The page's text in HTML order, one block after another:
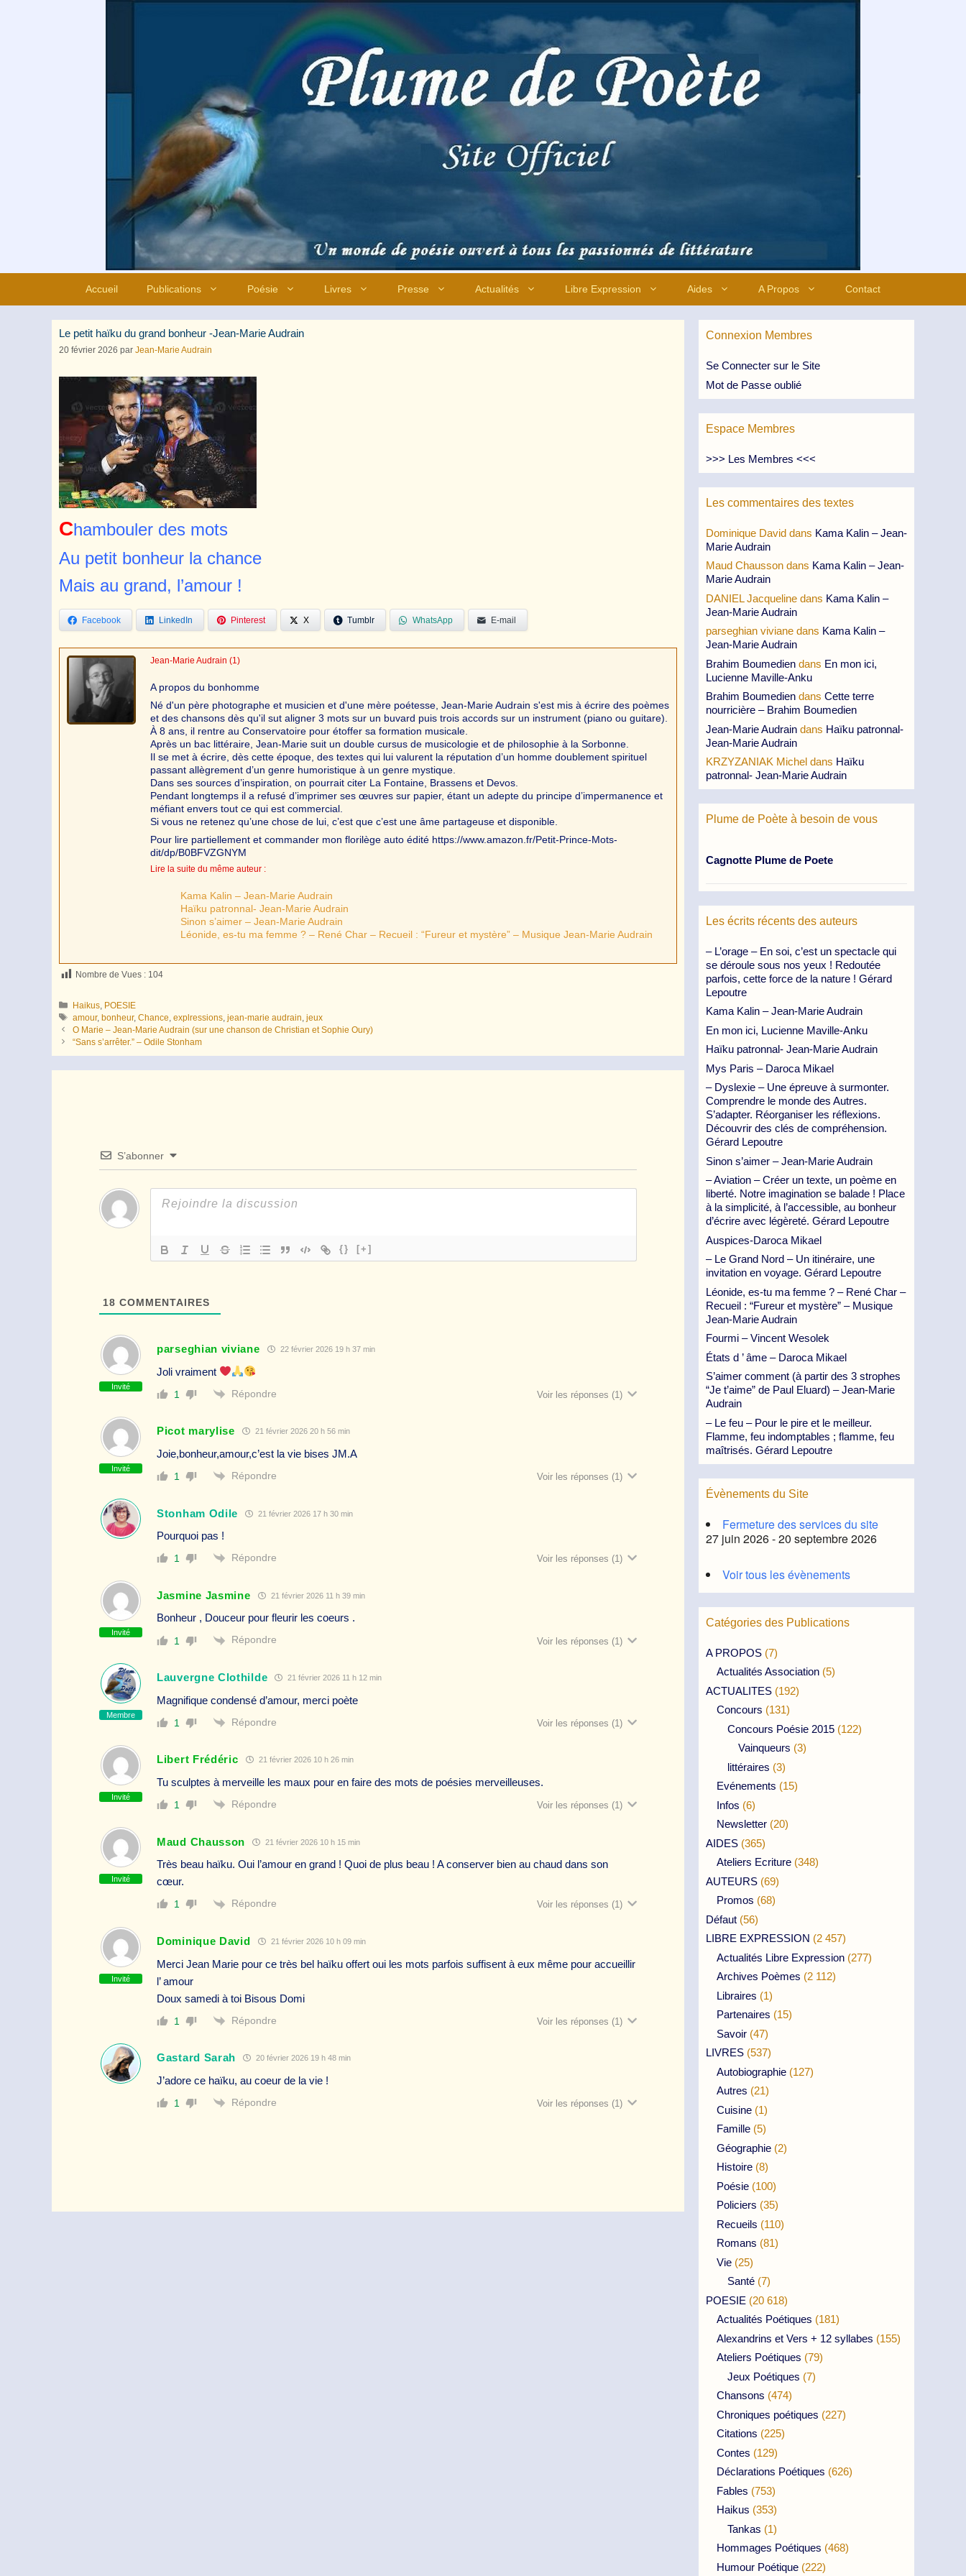
Accueil Publications Poésie Livres Presse Actualités Libre Expression Aides A Propos Contact
Le petit haïku du grand bonheur -Jean-Marie Audrain
20 février 2026 par Jean-Marie Audrain
Chambouler des mots
Au petit bonheur la chance
Mais au grand, l’amour !
Facebook LinkedIn Pinterest X Tumblr WhatsApp E-mail
Jean-Marie Audrain (1)
A propos du bonhomme
Né d'un père photographe et musicien et d'une mère poétesse, Jean-Marie Audrain s'est mis à écrire des poèmes
et des chansons dès qu'il sut aligner 3 mots sur un buvard puis trois accords sur un instrument (piano ou guitare).
À 8 ans, il rentre au Conservatoire pour étoffer sa formation musicale.
Après un bac littéraire, Jean-Marie suit un double cursus de musicologie et de philosophie à la Sorbonne.
Il se met à écrire, dès cette époque, des textes qui lui valurent la réputation d’un homme doublement spirituel
passant allègrement d’un genre humoristique à un genre mystique.
Dans ses sources d’inspiration, on pourrait citer La Fontaine, Brassens et Devos.
Pendant longtemps il a refusé d’imprimer ses œuvres sur papier, étant un adepte du principe d’impermanence et
méfiant envers tout ce qui est commercial.
Si vous ne retenez qu’une chose de lui, c’est que c’est une âme partageuse et disponible.
Pour lire partiellement et commander mon florilège auto édité https://www.amazon.fr/Petit-Prince-Mots-
dit/dp/B0BFVZGNYM
Lire la suite du même auteur :
Kama Kalin – Jean-Marie Audrain
Haïku patronnal- Jean-Marie Audrain
Sinon s’aimer – Jean-Marie Audrain
Léonide, es-tu ma femme ? – René Char – Recueil : “Fureur et mystère” – Musique Jean-Marie Audrain
Nombre de Vues : 104
Catégories
Haikus POESIE
Étiquettes
amour,bonheur,Chance ,explressions ,jean-marie audrain ,jeux
O Marie – Jean-Marie Audrain (sur une chanson de Christian et Sophie Oury)
“Sans s’arrêter.” – Odile Stonham
S’abonner
{} [+]
18 COMMENTAIRES
Invité
parseghian viviane 22 février 2026 19 h 37 min
Joli vraiment
1 Répondre Voir les réponses (1)
Invité
Picot marylise 21 février 2026 20 h 56 min
Joie,bonheur,amour,c’est la vie bises JM.A
1 Répondre Voir les réponses (1)
Stonham Odile 21 février 2026 17 h 30 min
Pourquoi pas !
1 Répondre Voir les réponses (1)
Invité
Jasmine Jasmine 21 février 2026 11 h 39 min
Bonheur , Douceur pour fleurir les coeurs .
1 Répondre Voir les réponses (1)
Membre
Lauvergne Clothilde 21 février 2026 11 h 12 min
Magnifique condensé d’amour, merci poète
1 Répondre Voir les réponses (1)
Invité
Libert Frédéric 21 février 2026 10 h 26 min
Tu sculptes à merveille les maux pour en faire des mots de poésies merveilleuses.
1 Répondre Voir les réponses (1)
Invité
Maud Chausson 21 février 2026 10 h 15 min
Très beau haïku. Oui l’amour en grand ! Quoi de plus beau ! A conserver bien au chaud dans son
cœur.
1 Répondre Voir les réponses (1)
Invité
Dominique David 21 février 2026 10 h 09 min
Merci Jean Marie pour ce très bel haïku offert oui les mots parfois suffisent à eux même pour accueillir
l’ amour
Doux samedi à toi Bisous Domi
1 Répondre Voir les réponses (1)
Gastard Sarah 20 février 2026 19 h 48 min
J’adore ce haïku, au coeur de la vie !
1 Répondre Voir les réponses (1)
Connexion Membres
Se Connecter sur le Site
Mot de Passe oublié
Espace Membres
>>> Les Membres <<<
Les commentaires des textes
Dominique David dans Kama Kalin – Jean-
Marie Audrain
Maud Chausson dans Kama Kalin – Jean-
Marie Audrain
DANIEL Jacqueline dans Kama Kalin –
Jean-Marie Audrain
parseghian viviane dans Kama Kalin –
Jean-Marie Audrain
Brahim Boumedien dans En mon ici,
Lucienne Maville-Anku
Brahim Boumedien dans Cette terre
nourricière – Brahim Boumedien
Jean-Marie Audrain dans Haïku patronnal-
Jean-Marie Audrain
KRZYZANIAK Michel dans Haïku
patronnal- Jean-Marie Audrain
Plume de Poète à besoin de vous
Cagnotte Plume de Poete
Les écrits récents des auteurs
– L’orage – En soi, c’est un spectacle qui
se déroule sous nos yeux ! Redoutée
parfois, cette force de la nature ! Gérard
Lepoutre
Kama Kalin – Jean-Marie Audrain
En mon ici, Lucienne Maville-Anku
Haïku patronnal- Jean-Marie Audrain
Mys Paris – Daroca Mikael
– Dyslexie – Une épreuve à surmonter.
Comprendre le monde des Autres.
S’adapter. Réorganiser les réflexions.
Découvrir des clés de compréhension.
Gérard Lepoutre
Sinon s’aimer – Jean-Marie Audrain
– Aviation – Créer un texte, un poème en
liberté. Notre imagination se balade ! Place
à la simplicité, à l’accessible, au bonheur
d’écrire avec légèreté. Gérard Lepoutre
Auspices-Daroca Mikael
– Le Grand Nord – Un itinéraire, une
invitation en voyage. Gérard Lepoutre
Léonide, es-tu ma femme ? – René Char –
Recueil : “Fureur et mystère” – Musique
Jean-Marie Audrain
Fourmi – Vincent Wesolek
États d ’ âme – Daroca Mikael
S’aimer comment (à partir des 3 strophes
“Je t’aime” de Paul Eluard) – Jean-Marie
Audrain
– Le feu – Pour le pire et le meilleur.
Flamme, feu indomptables ; flamme, feu
maîtrisés. Gérard Lepoutre
Évènements du Site
Fermeture des services du site
27 juin 2026 - 20 septembre 2026
Voir tous les évènements
Catégories des Publications
A PROPOS (7)
Actualités Association (5)
ACTUALITES (192)
Concours (131)
Concours Poésie 2015 (122)
Vainqueurs (3)
littéraires (3)
Evénements (15)
Infos (6)
Newsletter (20)
AIDES (365)
Ateliers Ecriture (348)
AUTEURS (69)
Promos (68)
Défaut (56)
LIBRE EXPRESSION (2 457)
Actualités Libre Expression (277)
Archives Poèmes (2 112)
Libraires (1)
Partenaires (15)
Savoir (47)
LIVRES (537)
Autobiographie (127)
Autres (21)
Cuisine (1)
Famille (5)
Géographie (2)
Histoire (8)
Poésie (100)
Policiers (35)
Recueils (110)
Romans (81)
Vie (25)
Santé (7)
POESIE (20 618)
Actualités Poétiques (181)
Alexandrins et Vers + 12 syllabes (155)
Ateliers Poétiques (79)
Jeux Poétiques (7)
Chansons (474)
Chroniques poétiques (227)
Citations (225)
Contes (129)
Déclarations Poétiques (626)
Fables (753)
Haikus (353)
Tankas (1)
Hommages Poétiques (468)
Humour Poétique (222)